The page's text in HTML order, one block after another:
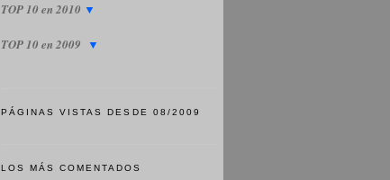
TOP 10 en 2010 ▼
TOP 10 en 2009 ▼
PÁGINAS VISTAS DESDE 08/2009
LOS MÁS COMENTADOS